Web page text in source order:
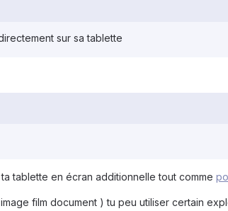
sur sa tablette
tablette en écran additionnelle tout comme
film document ) tu peu utiliser certain